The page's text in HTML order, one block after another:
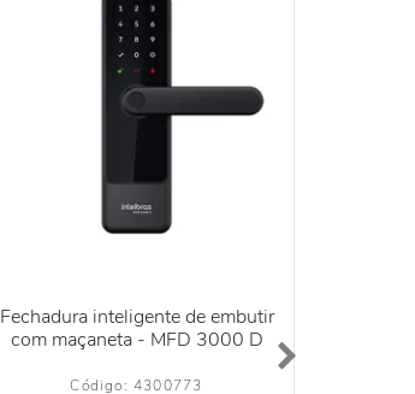
Fechadura inteligente de embutir
com maçaneta - MFD 3000 D
Código: 4300773